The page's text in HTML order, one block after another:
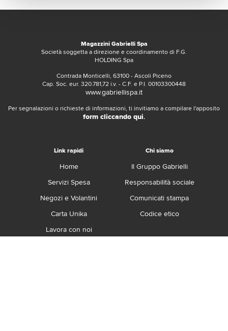
Magazzini Gabrielli Spa
Società soggetta a direzione e coordinamento di F.G.
HOLDING Spa
Contrada Monticelli, 63100 - Ascoli Piceno
Cap. Soc. eur. 320.781,72 i.v. - C.F. e P.I. 00103300448
www.gabriellispa.it
Per segnalazioni o richieste di informazioni, ti invitiamo a compilare l'apposito
form cliccando qui.
Link rapidi
Home
Servizi Spesa
Negozi e Volantini
Carta Unika
Lavora con noi
Chi siamo
Il Gruppo Gabrielli
Responsabilità sociale
Comunicati stampa
Codice etico